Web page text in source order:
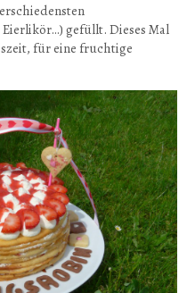
gefüllt. Dieses Mal
für eine fruchtige